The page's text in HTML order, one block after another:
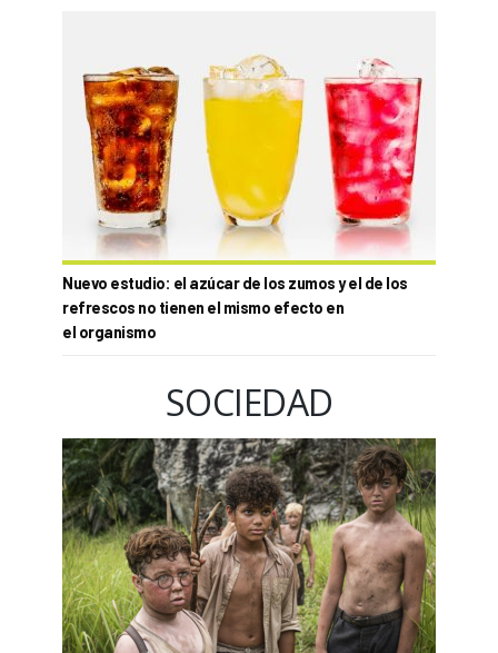
Nuevo estudio: el azúcar de los zumos y el de los
refrescos no tienen el mismo efecto en
el organismo
SOCIEDAD